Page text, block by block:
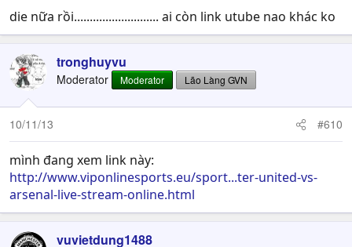
die nữa rồi........................... ai còn link utube nao khác ko
tronghuyvu
Moderator Moderator Lão Làng GVN
10/11/13 #610
mình đang xem link này:
http://www.viponlinesports.eu/sport...ter-united-vs-
arsenal-live-stream-online.html
vuvietdung1488